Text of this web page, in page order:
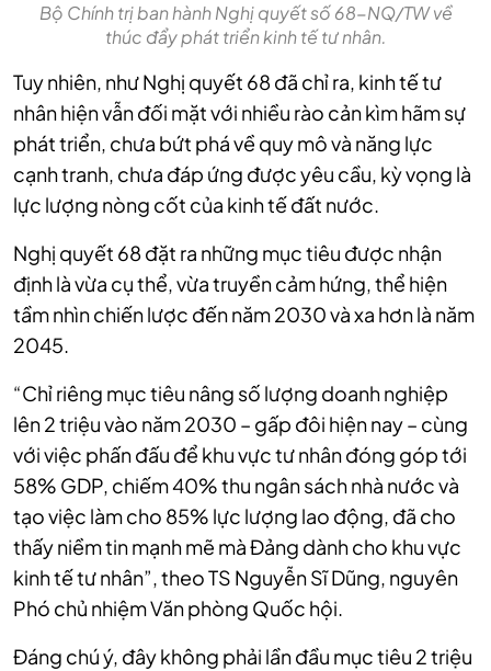
Bộ Chính trị ban hành Nghị quyết số 68-NQ/TW về
thúc đẩy phát triển kinh tế tư nhân.
Tuy nhiên, như Nghị quyết 68 đã chỉ ra, kinh tế tư
nhân hiện vẫn đối mặt với nhiều rào cản kìm hãm sự
phát triển, chưa bứt phá về quy mô và năng lực
cạnh tranh, chưa đáp ứng được yêu cầu, kỳ vọng là
lực lượng nòng cốt của kinh tế đất nước.
Nghị quyết 68 đặt ra những mục tiêu được nhận
định là vừa cụ thể, vừa truyền cảm hứng, thể hiện
tầm nhìn chiến lược đến năm 2030 và xa hơn là năm
2045.
“Chỉ riêng mục tiêu nâng số lượng doanh nghiệp
lên 2 triệu vào năm 2030 – gấp đôi hiện nay – cùng
với việc phấn đấu để khu vực tư nhân đóng góp tới
58% GDP, chiếm 40% thu ngân sách nhà nước và
tạo việc làm cho 85% lực lượng lao động, đã cho
thấy niềm tin mạnh mẽ mà Đảng dành cho khu vực
kinh tế tư nhân”, theo TS Nguyễn Sĩ Dũng, nguyên
Phó chủ nhiệm Văn phòng Quốc hội.
Đáng chú ý, đây không phải lần đầu mục tiêu 2 triệu